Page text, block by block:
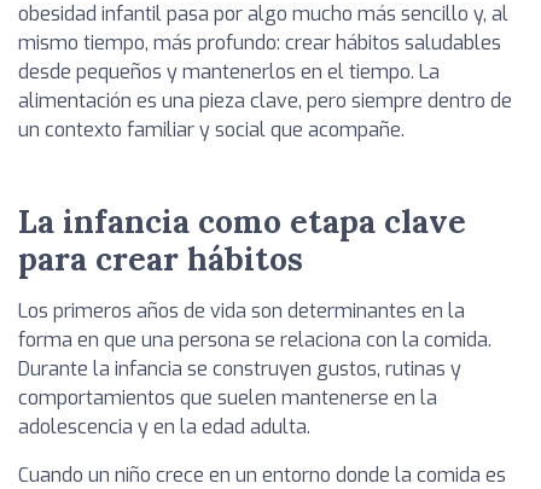
obesidad infantil pasa por algo mucho más sencillo y, al
mismo tiempo, más profundo: crear hábitos saludables
desde pequeños y mantenerlos en el tiempo. La
alimentación es una pieza clave, pero siempre dentro de
un contexto familiar y social que acompañe.
La infancia como etapa clave
para crear hábitos
Los primeros años de vida son determinantes en la
forma en que una persona se relaciona con la comida.
Durante la infancia se construyen gustos, rutinas y
comportamientos que suelen mantenerse en la
adolescencia y en la edad adulta.
Cuando un niño crece en un entorno donde la comida es